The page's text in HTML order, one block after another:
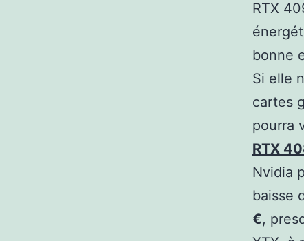
RTX
bonne
Si elle
cartes
pourra
RTX
Nvidia
baisse
€,